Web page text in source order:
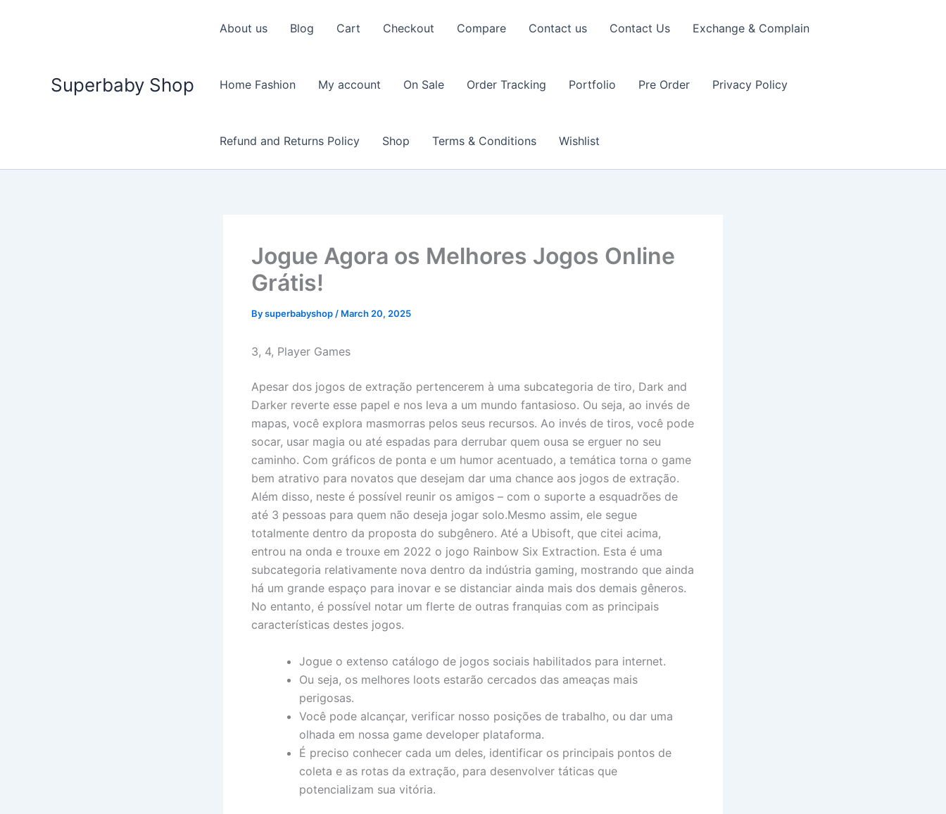
Superbaby Shop
About us Blog Cart Checkout Compare Contact us Contact Us Exchange & Complain
Home Fashion My account On Sale Order Tracking Portfolio Pre Order Privacy Policy
Refund and Returns Policy Shop Terms & Conditions Wishlist
Jogue Agora os Melhores Jogos Online
Grátis!
Bysuperbabyshop / March 20, 2025
3, 4, Player Games
Apesar dos jogos de extração pertencerem à uma subcategoria de tiro, Dark and
Darker reverte esse papel e nos leva a um mundo fantasioso. Ou seja, ao invés de
mapas, você explora masmorras pelos seus recursos. Ao invés de tiros, você pode
socar, usar magia ou até espadas para derrubar quem ousa se erguer no seu
caminho. Com gráficos de ponta e um humor acentuado, a temática torna o game
bem atrativo para novatos que desejam dar uma chance aos jogos de extração.
Além disso, neste é possível reunir os amigos – com o suporte a esquadrões de
até 3 pessoas para quem não deseja jogar solo.Mesmo assim, ele segue
totalmente dentro da proposta do subgênero. Até a Ubisoft, que citei acima,
entrou na onda e trouxe em 2022 o jogo Rainbow Six Extraction. Esta é uma
subcategoria relativamente nova dentro da indústria gaming, mostrando que ainda
há um grande espaço para inovar e se distanciar ainda mais dos demais gêneros.
No entanto, é possível notar um flerte de outras franquias com as principais
características destes jogos.
Jogue o extenso catálogo de jogos sociais habilitados para internet.
Ou seja, os melhores loots estarão cercados das ameaças mais
perigosas.
Você pode alcançar, verificar nosso posições de trabalho, ou dar uma
olhada em nossa game developer plataforma.
É preciso conhecer cada um deles, identificar os principais pontos de
coleta e as rotas da extração, para desenvolver táticas que
potencializam sua vitória.